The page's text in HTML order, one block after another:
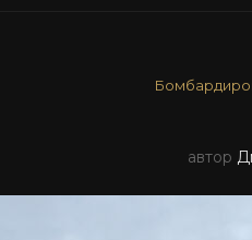
автор